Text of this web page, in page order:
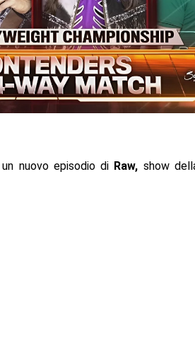
nuovo episodio di Raw, show